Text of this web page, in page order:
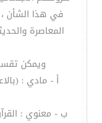
في هذا الشأن ،
المعاصرة
ويمكن
أ - مادي :
ب - معنوي :